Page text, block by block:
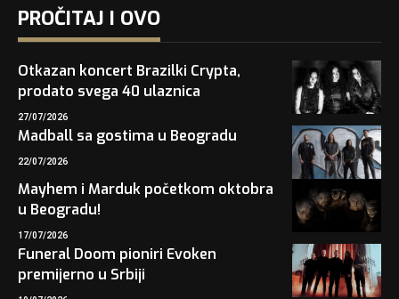
PROČITAJ I OVO
Otkazan koncert Brazilki Crypta,
prodato svega 40 ulaznica
27/07/2026
Madball sa gostima u Beogradu
22/07/2026
Mayhem i Marduk početkom oktobra
u Beogradu!
17/07/2026
Funeral Doom pioniri Evoken
premijerno u Srbiji